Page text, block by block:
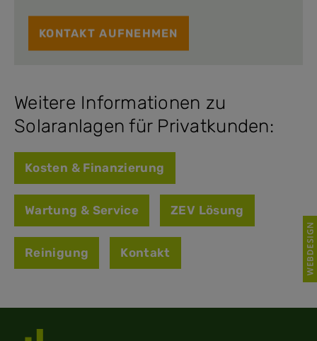
KONTAKT AUFNEHMEN
Weitere Informationen zu
Solaranlagen für Privatkunden:
Kosten & Finanzierung
Wartung & Service ZEV Lösung
Reinigung Kontakt